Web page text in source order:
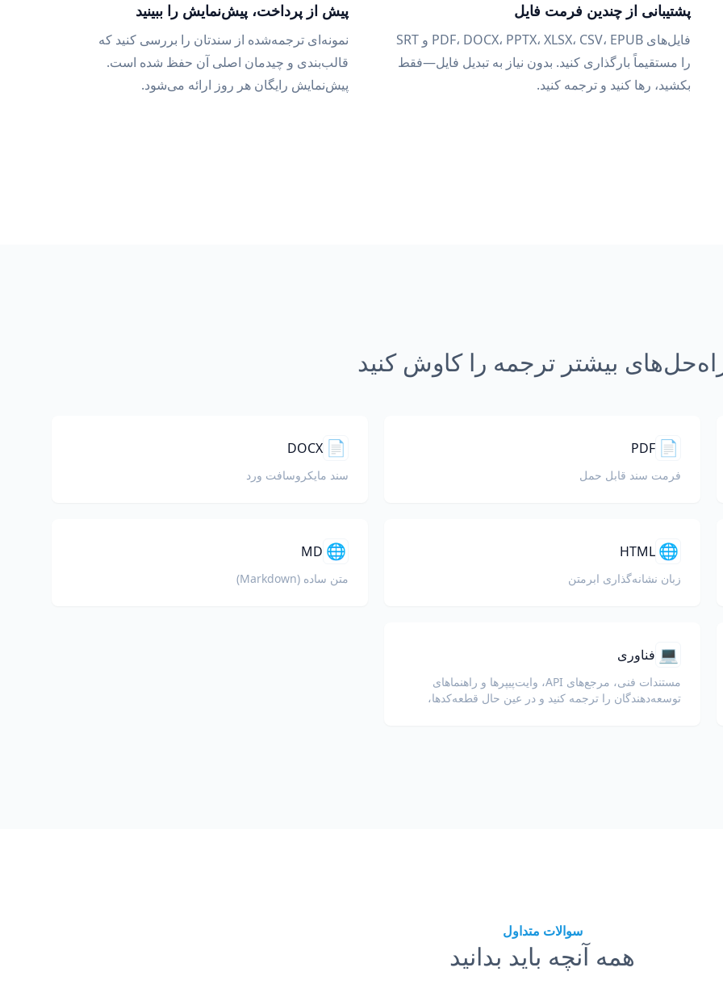
پشتیبانی از چندین فرمت فایل
فایل‌های PDF، DOCX، PPTX، XLSX، CSV، EPUB و SRT
را مستقیماً بارگذاری کنید. بدون نیاز به تبدیل فایل—فقط
بکشید، رها کنید و ترجمه کنید.
پیش از پرداخت، پیش‌نمایش را ببینید
نمونه‌ای ترجمه‌شده از سندتان را بررسی کنید که
قالب‌بندی و چیدمان اصلی آن حفظ شده است.
پیش‌نمایش رایگان هر روز ارائه می‌شود.
بیشتر ترجمه را کاوش کنید
📄
PDF
فرمت سند قابل حمل
📄
DOCX
سند مایکروسافت ورد
🌐
HTML
زبان نشانه‌گذاری ابرمتن
🌐
MD
متن ساده (Markdown)
💻 فناوری
مستندات فنی، مرجع‌های API، وایت‌پیپرها و راهنماهای
توسعه‌دهندگان را ترجمه کنید و در عین حال قطعه‌کدها،
سوالات متداول
همه آنچه باید بدانید